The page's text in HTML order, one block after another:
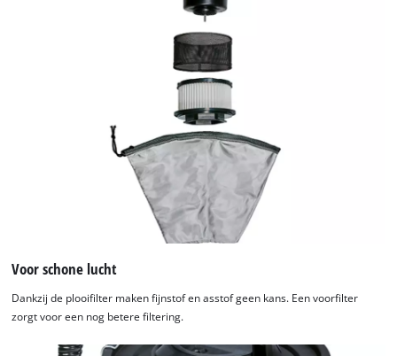
Voor schone lucht
Dankzij de plooifilter maken fijnstof en asstof geen kans. Een voorfilter
zorgt voor een nog betere filtering.